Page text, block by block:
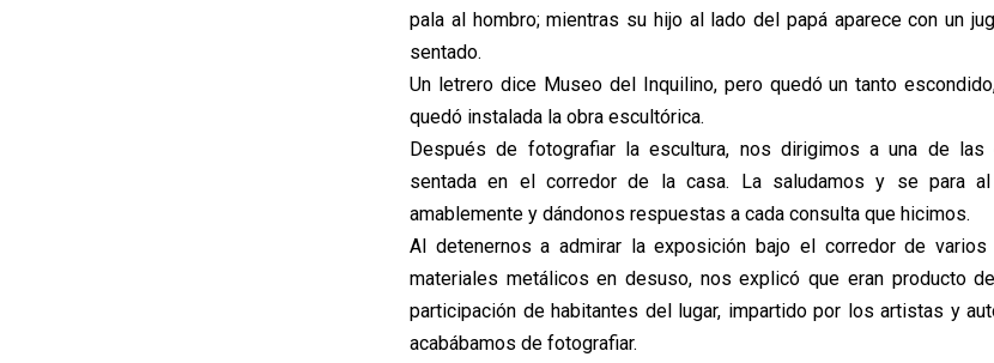
pala al hombro; mientras su hijo al lado del papá aparece con un
sentado.
Un letrero dice Museo del Inquilino, pero quedó un tanto
quedó instalada la obra escultórica.
Después de fotografiar la escultura, nos dirigimos a una de las
sentada en el corredor de la casa. La saludamos y se para al
amablemente y dándonos respuestas a cada consulta que hicimos.
Al detenernos a admirar la exposición bajo el corredor de varios
materiales metálicos en desuso, nos explicó que eran producto
participación de habitantes del lugar, impartido por los artistas y
acabábamos de fotografiar.